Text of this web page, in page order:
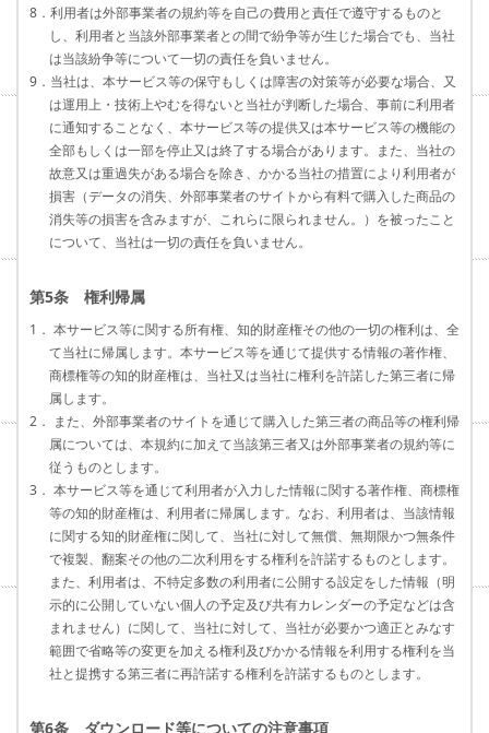
8．利用者は外部事業者の規約等を自己の費用と責任で遵守するものと
し、利用者と当該外部事業者との間で紛争等が生じた場合でも、当社
は当該紛争等について一切の責任を負いません。
9．当社は、本サービス等の保守もしくは障害の対策等が必要な場合、又
は運用上・技術上やむを得ないと当社が判断した場合、事前に利用者
に通知することなく、本サービス等の提供又は本サービス等の機能の
全部もしくは一部を停止又は終了する場合があります。また、当社の
故意又は重過失がある場合を除き、かかる当社の措置により利用者が
損害（データの消失、外部事業者のサイトから有料で購入した商品の
消失等の損害を含みますが、これらに限られません。）を被ったこと
について、当社は一切の責任を負いません。
第5条 権利帰属
1． 本サービス等に関する所有権、知的財産権その他の一切の権利は、全
て当社に帰属します。本サービス等を通じて提供する情報の著作権、
商標権等の知的財産権は、当社又は当社に権利を許諾した第三者に帰
属します。
2． また、外部事業者のサイトを通じて購入した第三者の商品等の権利帰
属については、本規約に加えて当該第三者又は外部事業者の規約等に
従うものとします。
3． 本サービス等を通じて利用者が入力した情報に関する著作権、商標権
等の知的財産権は、利用者に帰属します。なお、利用者は、当該情報
に関する知的財産権に関して、当社に対して無償、無期限かつ無条件
で複製、翻案その他の二次利用をする権利を許諾するものとします。
また、利用者は、不特定多数の利用者に公開する設定をした情報（明
示的に公開していない個人の予定及び共有カレンダーの予定などは含
まれません）に関して、当社に対して、当社が必要かつ適正とみなす
範囲で省略等の変更を加える権利及びかかる情報を利用する権利を当
社と提携する第三者に再許諾する権利を許諾するものとします。
第6条 ダウンロード等についての注意事項